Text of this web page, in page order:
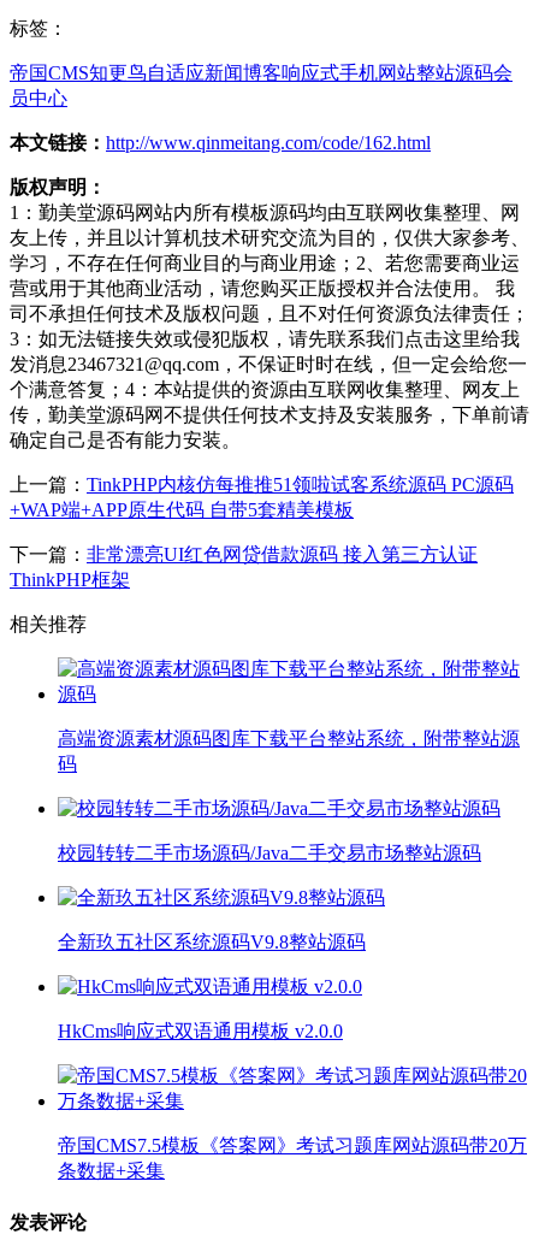
标签：
帝国CMS知更鸟自适应新闻博客响应式手机网站整站源码会
员中心
本文链接： http://www.qinmeitang.com/code/162.html
版权声明：
1：勤美堂源码网站内所有模板源码均由互联网收集整理、网
友上传，并且以计算机技术研究交流为目的，仅供大家参考、
学习，不存在任何商业目的与商业用途；2、若您需要商业运
营或用于其他商业活动，请您购买正版授权并合法使用。 我
司不承担任何技术及版权问题，且不对任何资源负法律责任；
3：如无法链接失效或侵犯版权，请先联系我们点击这里给我
发消息23467321@qq.com，不保证时时在线，但一定会给您一
个满意答复；4：本站提供的资源由互联网收集整理、网友上
传，勤美堂源码网不提供任何技术支持及安装服务，下单前请
确定自己是否有能力安装。
上一篇： TinkPHP内核仿每推推51领啦试客系统源码 PC源码
+WAP端+APP原生代码 自带5套精美模板
下一篇： 非常漂亮UI红色网贷借款源码 接入第三方认证
ThinkPHP框架
相关推荐
高端资源素材源码图库下载平台整站系统，附带整站源
码
校园转转二手市场源码/Java二手交易市场整站源码
全新玖五社区系统源码V9.8整站源码
HkCms响应式双语通用模板 v2.0.0
帝国CMS7.5模板《答案网》考试习题库网站源码带20万
条数据+采集
发表评论